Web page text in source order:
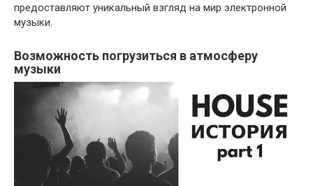
предоставляют уникальный взгляд на мир электронной
музыки.
Возможность погрузиться в атмосферу
музыки